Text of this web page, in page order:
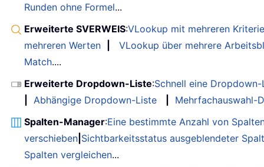
Runden ohne Formel...
Erweiterte SVERWEIS:VLookup mit mehreren
mehreren Werten
VLookup über mehrere
Match....
Erweiterte Dropdown-Liste:Schnell eine
Abhängige Dropdown-Liste
Mehrfachauswahl-
Spalten-Manager:Eine bestimmte Anzahl von
verschieben Sichtbarkeitsstatus ausgeblendeter
Spalten vergleichen...